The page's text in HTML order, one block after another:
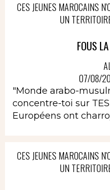
CES JEUNES MAROCAINS
UN
FOUS
07/08/
"Monde arabo-
concentre-toi sur
Européens ont
CES JEUNES MAROCAINS
UN